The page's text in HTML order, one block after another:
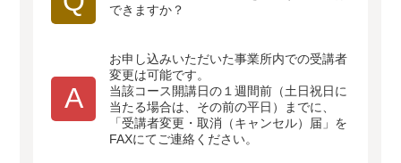
できますか？
A
お申し込みいただいた事業所内での受講者
変更は可能です。
当該コース開講日の１週間前（土日祝日に
当たる場合は、その前の平日）までに、
「受講者変更・取消（キャンセル）届」を
FAXにてご連絡ください。